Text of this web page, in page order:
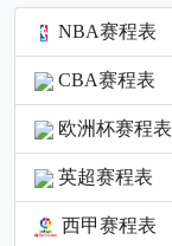
NBA赛程表
CBA赛程表
欧洲杯赛程表
英超赛程表
西甲赛程表